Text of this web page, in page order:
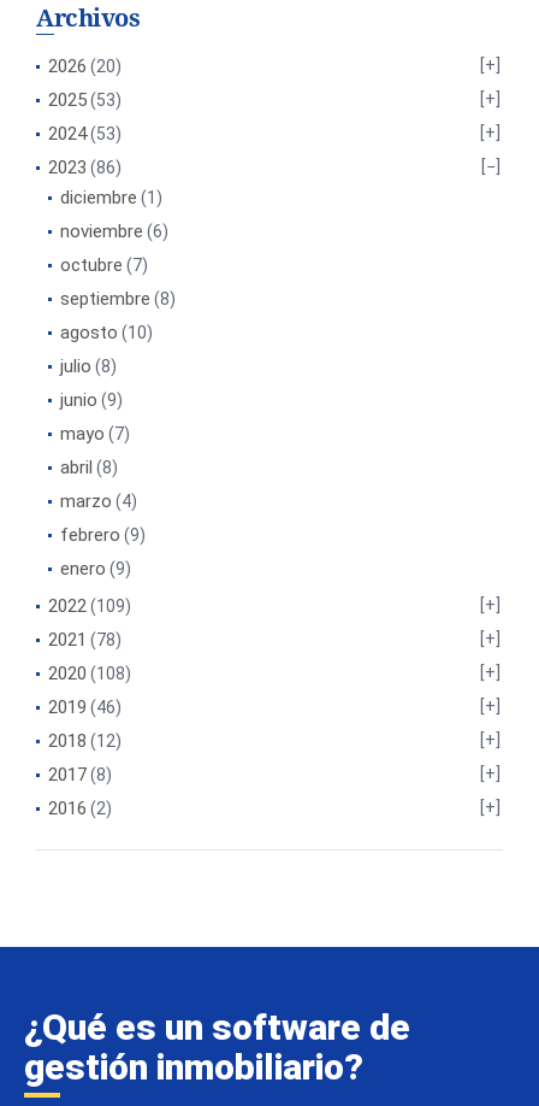
Archivos
2026 (20)
2025(53)
2024(53)
2023 (86)
diciembre (1)
noviembre (6)
octubre (7)
septiembre (8)
agosto (10)
julio (8)
junio (9)
mayo (7)
abril (8)
marzo (4)
febrero (9)
enero (9)
2022(109)
2021 (78)
2020 (108)
2019 (46)
2018 (12)
2017(8)
2016 (2)
¿Qué es un software de
gestión inmobiliario?